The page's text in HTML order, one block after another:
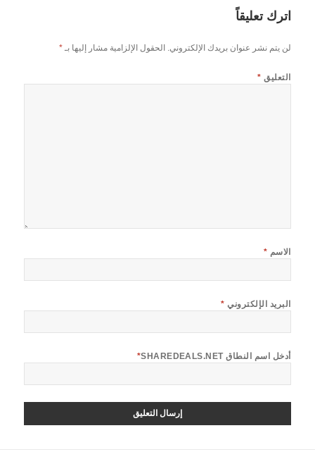
اترك تعليقاً
لن يتم نشر عنوان بريدك الإلكتروني. الحقول الإلزامية مشار إليها بـ*
التعليق *
الاسم *
البريد الإلكتروني *
أدخل اسم النطاق SHAREDEALS.NET *